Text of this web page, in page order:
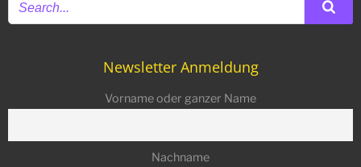
Newsletter Anmeldung
Vorname oder ganzer Name
Nachname